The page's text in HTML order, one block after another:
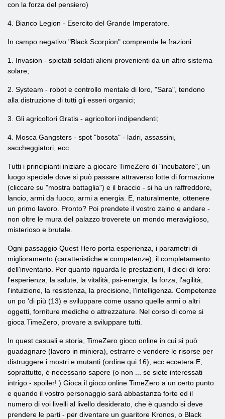
con la forza del pensiero)
4. Bianco Legion - Esercito del Grande Imperatore.
In campo negativo "Black Scorpion" comprende le frazioni
1. Invasion - spietati soldati alieni provenienti da un altro sistema
solare;
2. Systeam - robot e controllo mentale di loro, "Sara", tendono
alla distruzione di tutti gli esseri organici;
3. Gli agricoltori Gratis - agricoltori indipendenti;
4. Mosca Gangsters - spot "bosota" - ladri, assassini,
saccheggiatori, ecc
Tutti i principianti iniziare a giocare TimeZero di "incubatore", un
luogo speciale dove si può passare attraverso lotte di formazione
(cliccare su "mostra battaglia") e il braccio - si ha un raffreddore,
lancio, armi da fuoco, armi a energia. E, naturalmente, ottenere
un primo lavoro. Pronto? Poi prendete il vostro zaino e andare -
non oltre le mura del palazzo troverete un mondo meraviglioso,
misterioso e brutale.
Ogni passaggio Quest Hero porta esperienza, i parametri di
miglioramento (caratteristiche e competenze), il completamento
dell'inventario. Per quanto riguarda le prestazioni, il dieci di loro:
l'esperienza, la salute, la vitalità, psi-energia, la forza, l'agilità,
l'intuizione, la resistenza, la precisione, l'intelligenza. Competenze
un po 'di più (13) e sviluppare come usano quelle armi o altri
oggetti, forniture mediche o attrezzature. Nel corso di come si
gioca TimeZero, provare a sviluppare tutti.
In quest casuali e storia, TimeZero gioco online in cui si può
guadagnare (lavoro in miniera), estrarre e vendere le risorse per
distruggere i mostri e mutanti (ordine qui 16), ecc eccetera E,
soprattutto, è necessario sapere (o non ... se siete interessati
intrigo - spoiler! ) Gioca il gioco online TimeZero a un certo punto
e quando il vostro personaggio sarà abbastanza forte ed il
numero di voi livelli al livello desiderato, che è quando si deve
prendere le parti - per diventare un guaritore Kronos, o Black